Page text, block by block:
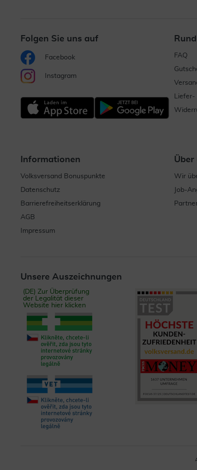
Folgen Sie uns auf
Facebook
Instagram
FAQ
Liefer-
Informationen
Volksversand Bonuspunkte
Datenschutz
Barrierefreiheitserklärung
AGB
Impressum
Über
Wir
Job-
Unsere Auszeichnungen
(DE) Zur Überprüfung
der Legalität dieser
Website hier klicken